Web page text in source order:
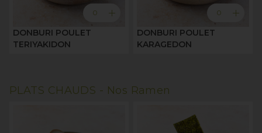
0 add
DONBURI POULET
TERIYAKIDON
0 add
DONBURI POULET
KARAGEDON
PLATS CHAUDS - Nos Ramen